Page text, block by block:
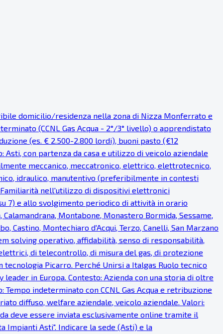
domicilio/residenza nella zona di Nizza Monferrato e
(CCNL Gas Acqua - 2°/3° livello) o apprendistato
(es. € 2.500-2.800 lordi), buoni pasto (€12
con partenza da casa e utilizzo di veicolo aziendale
meccanico, meccatronico, elettrico, elettrotecnico,
idraulico, manutentivo (preferibilmente in contesti
nell'utilizzo di dispositivi elettronici
7) e allo svolgimento periodico di attività in orario
Montabone, Monastero Bormida, Sessame,
Castino, Montechiaro d'Acqui, Terzo, Canelli, San Marzano
solving operativo, affidabilità, senso di responsabilità,
di telecontrollo, di misura del gas, di protezione
Picarro. Perché Unirsi a Italgas Ruolo tecnico
in Europa. Contesto: Azienda con una storia di oltre
indeterminato con CCNL Gas Acqua e retribuzione
diffuso, welfare aziendale, veicolo aziendale. Valori:
deve essere inviata esclusivamente online tramite il
Asti". Indicare la sede (Asti) e la